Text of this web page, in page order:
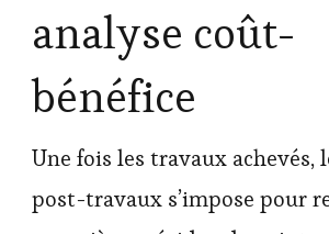
analyse coût-
bénéfice
Une fois les travaux achevés,
post-travaux s’impose pour